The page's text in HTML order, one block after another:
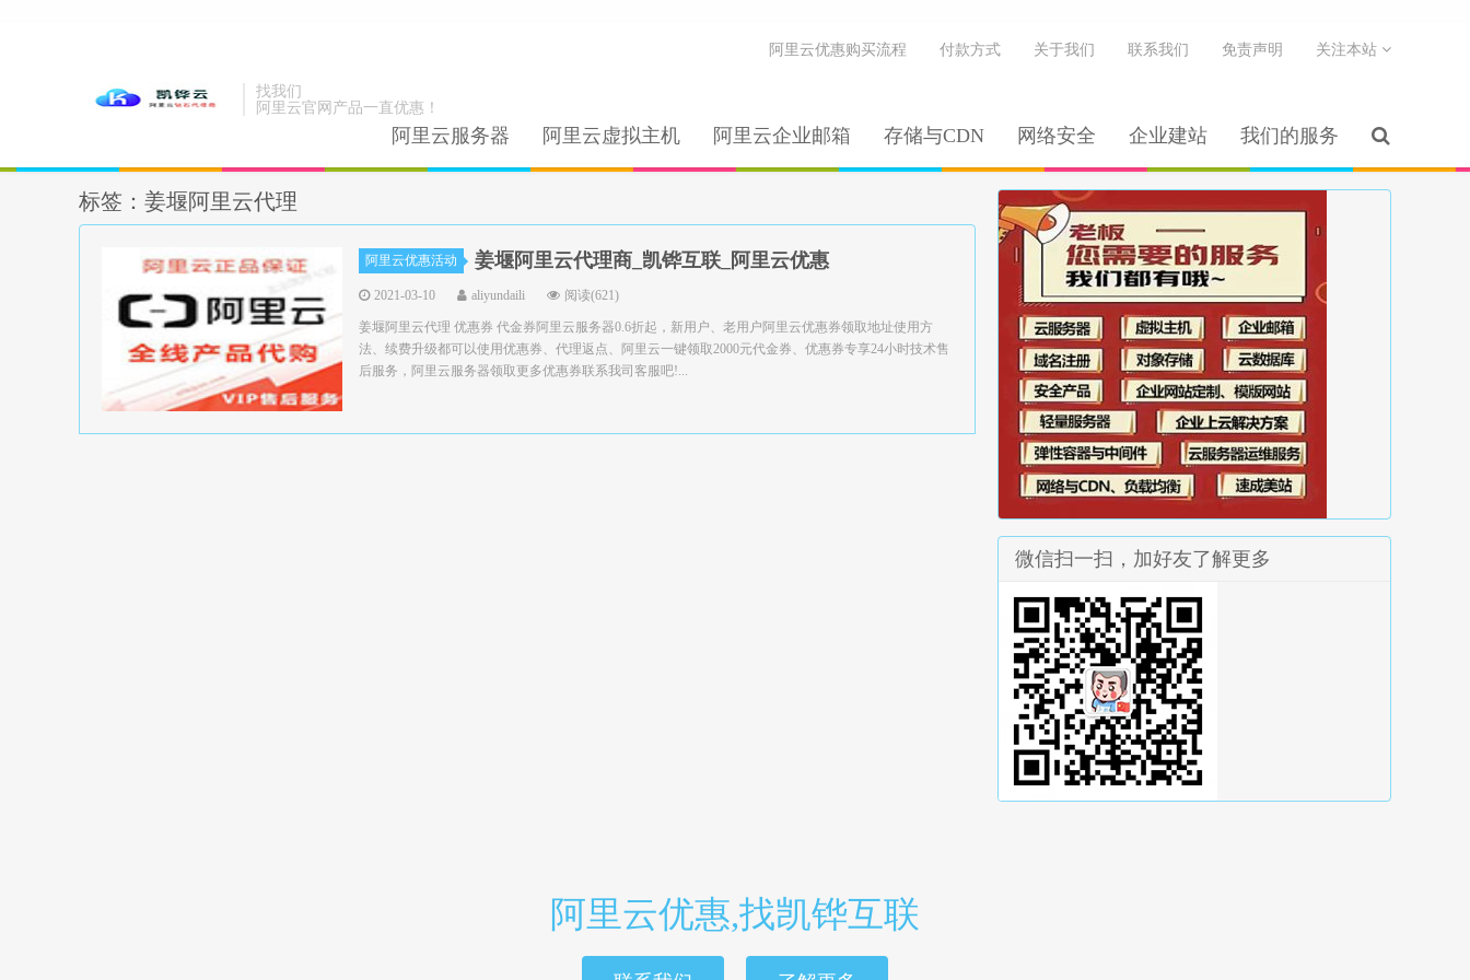
找我们
阿里云官网产品一直优惠！
阿里云服务器 阿里云虚拟主机 阿里云企业邮箱 存储与CDN 网络安全 企业建站 我们的服务
阿里云优惠购买流程 付款方式 关于我们 联系我们 免责声明 关注本站
标签：姜堰阿里云代理
阿里云优惠活动 姜堰阿里云代理商_凯铧互联_阿里云优惠
2021-03-10 aliyundaili 阅读(621)
姜堰阿里云代理 优惠券 代金券阿里云服务器0.6折起，新用户、老用户阿里云优惠券领取地址使用方
法、续费升级都可以使用优惠券、代理返点、阿里云一键领取2000元代金券、优惠券专享24小时技术售
后服务，阿里云服务器领取更多优惠券联系我司客服吧!...
微信扫一扫，加好友了解更多
阿里云优惠,找凯铧互联